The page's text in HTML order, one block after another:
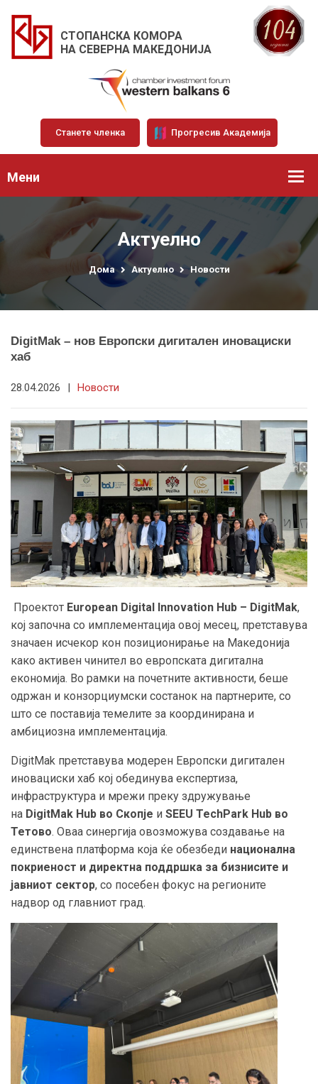
СТОПАНСКА КОМОРА
НА СЕВЕРНА МАКЕДОНИЈА
Станете членка Прогресив Академија
Мени
Актуелно
Дома Актуелно Новости
DigitMak – нов Европски дигитален иновациски
хаб
28.04.2026 | Новости
Проектот European Digital Innovation Hub – DigitMak,
кој започна со имплементација овој месец, претставува
значаен исчекор кон позиционирање на Македонија
како активен чинител во европската дигитална
економија. Во рамки на почетните активности, беше
одржан и конзорциумски состанок на партнерите, со
што се поставија темелите за координирана и
амбициозна имплементација.
DigitMak претставува модерен Европски дигитален
иновациски хаб кој обединува експертиза,
инфраструктура и мрежи преку здружување
на DigitMak Hub во Скопје и SEEU TechPark Hub во
Тетово. Оваа синергија овозможува создавање на
единствена платформа која ќе обезбеди национална
покриеност и директна поддршка за бизнисите и
јавниот сектор, со посебен фокус на регионите
надвор од главниот град.